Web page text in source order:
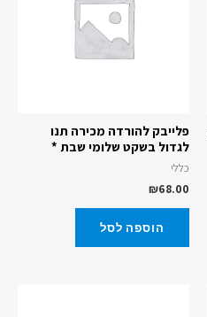
פלייבק להורדה מכירה תנו
לגדול בשקט שלומי שבת *
כללי
₪68.00
הוספה לסל